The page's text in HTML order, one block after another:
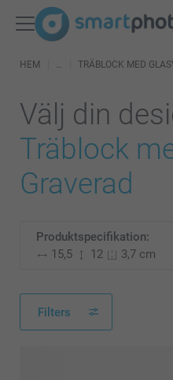
HEM TRÄBLOCK MED
Välj din
Träblock
Graverad
Produktspecifikation:
15,5
12 3,7 cm
Filters